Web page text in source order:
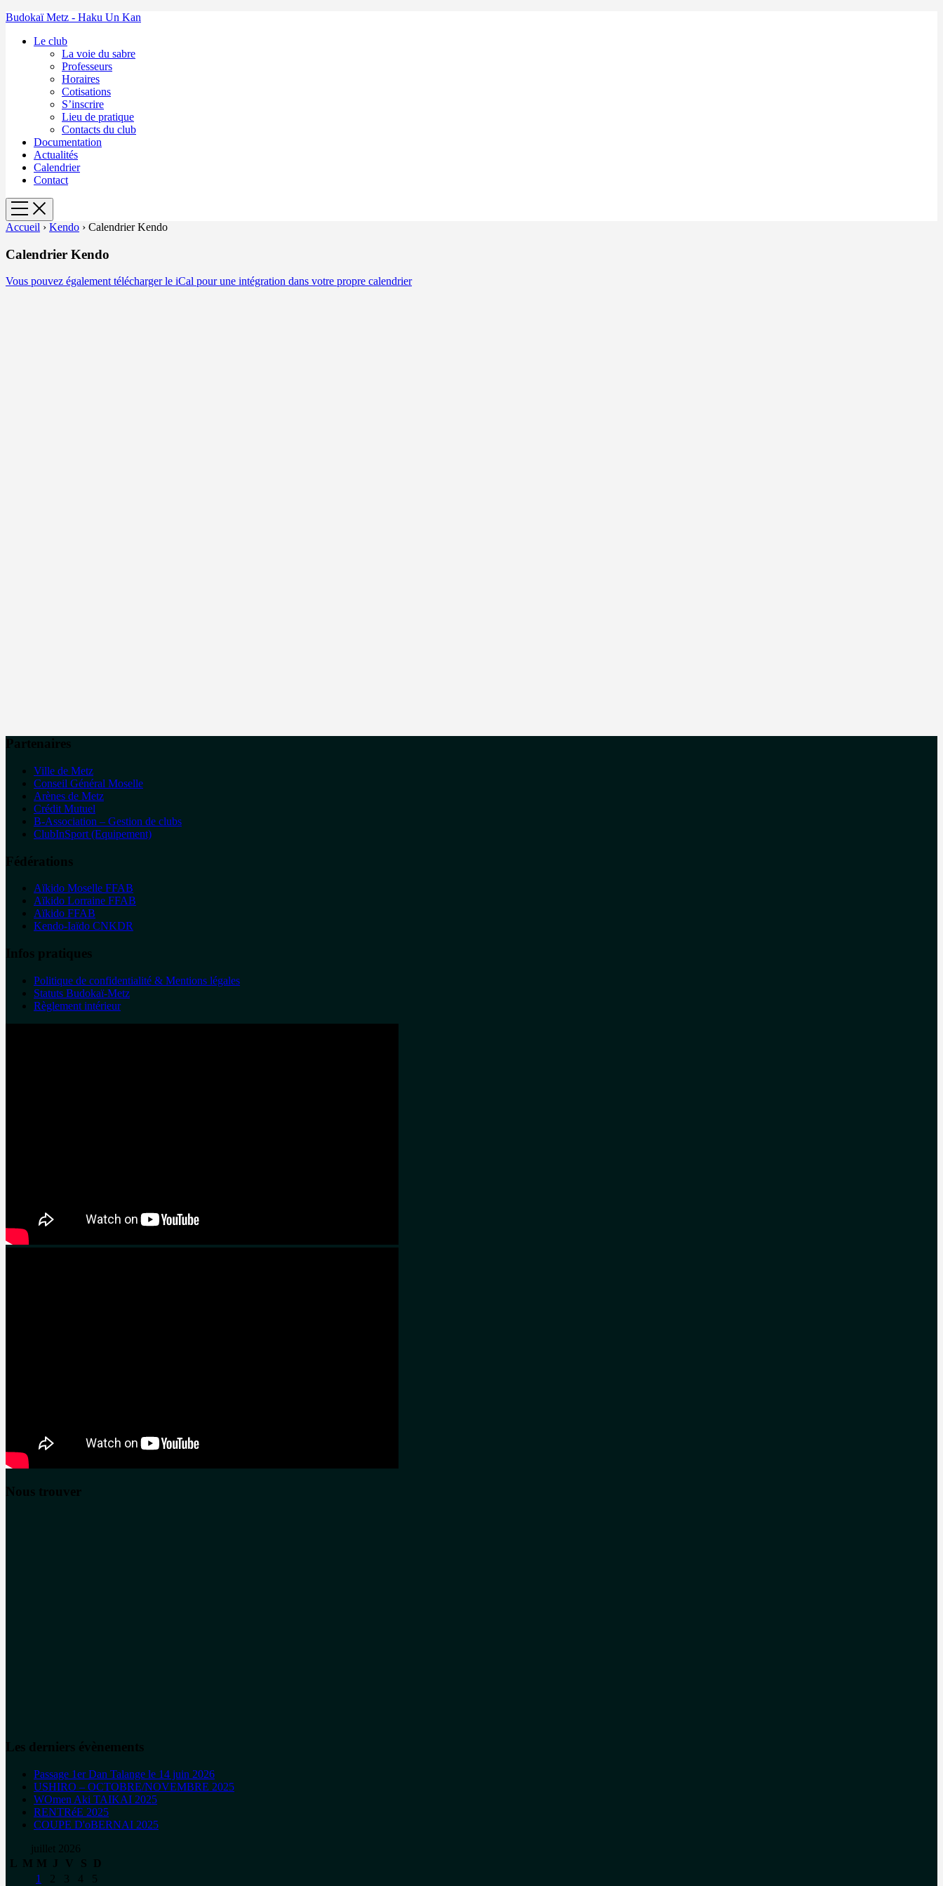
Budokaï Metz - Haku Un Kan
Le club
La voie du sabre
Professeurs
Horaires
Cotisations
S’inscrire
Lieu de pratique
Contacts du club
Documentation
Actualités
Calendrier
Contact
Accueil › Kendo › Calendrier Kendo
Calendrier Kendo
Vous pouvez également télécharger le iCal pour une intégration dans votre propre calendrier
Partenaires
Ville de Metz
Conseil Général Moselle
Arènes de Metz
Crédit Mutuel
B-Association – Gestion de clubs
ClubInSport (Equipement)
Fédérations
Aïkido Moselle FFAB
Aïkido Lorraine FFAB
Aïkido FFAB
Kendo-Iaïdo CNKDR
Infos pratiques
Politique de confidentialité & Mentions légales
Statuts Budokaï-Metz
Règlement intérieur
Nous trouver
Les derniers évènements
Passage 1er Dan Talange le 14 juin 2026
USHIRO – OCTOBRE/NOVEMBRE 2025
WOmen Aki TAIKAI 2025
RENTRéE 2025
COUPE D'oBERNAI 2025
juillet 2026
L
M M J V S
D
1
2 3 4 5